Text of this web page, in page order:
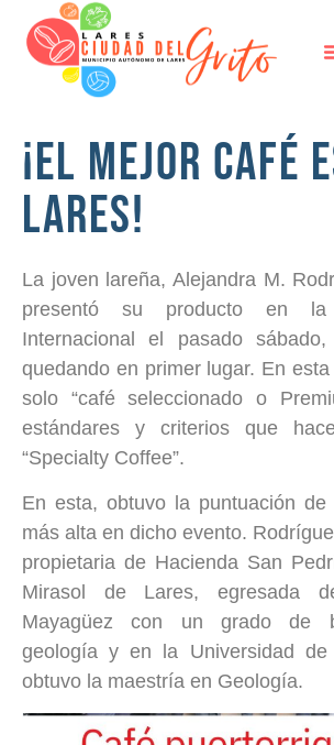
¡El mejor café
Lares!
La joven lareña, Alejandra M.
presentó su producto en la
Internacional el pasado
quedando en primer lugar. En
solo “café seleccionado o
estándares y criterios que
“Specialty Coffee”.
En esta, obtuvo la puntuación
más alta en dicho evento.
propietaria de Hacienda San
Mirasol de Lares, egresada
Mayagüez con un grado de
geología y en la Universidad de
obtuvo la maestría en Geología.